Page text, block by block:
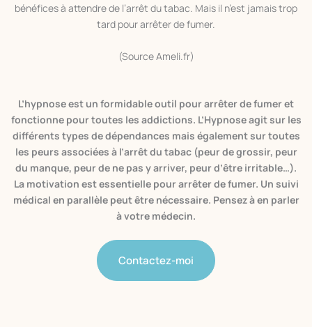
bénéfices à attendre de l’arrêt du tabac. Mais il n’est jamais trop
tard pour arrêter de fumer.
(Source Ameli.fr)
L’hypnose est un formidable outil pour arrêter de fumer et
fonctionne pour toutes les addictions. L’Hypnose agit sur les
différents types de dépendances mais également sur toutes
les peurs associées à l’arrêt du tabac (peur de grossir, peur
du manque, peur de ne pas y arriver, peur d’être irritable…).
La motivation est essentielle pour arrêter de fumer. Un suivi
médical en parallèle peut être nécessaire. Pensez à en parler
à votre médecin.
Contactez-moi